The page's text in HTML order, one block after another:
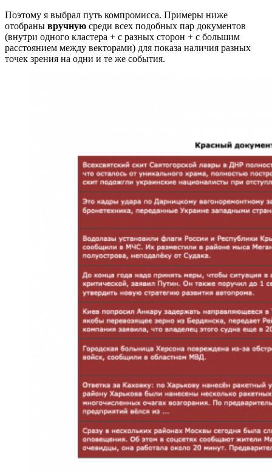
Поэтому я выбрал путь компромисса. Примеры ниже
отобраны вручную среди всех подобных пар документов
(внутри одного кластера + с разных сторон + с большим
расстоянием между векторами) для показа наличия разных
точек зрения на одни и те же события.